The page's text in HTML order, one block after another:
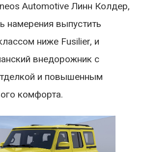
Automotive Линн Колдер,
намерения выпустить
ниже Fusilier, и
внедорожник с
и повышенным
комфорта.